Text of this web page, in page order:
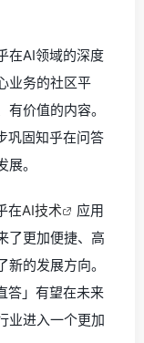
在AI领域的深度
业务的社区平
价值的内容。
巩固知乎在问答
。
在AI技术
应用
了更加便捷、高
的发展方向。
答」有望在未来
业进入一个更加